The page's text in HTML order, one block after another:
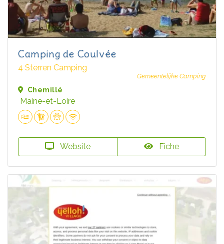
Camping de Coulvée
4 Sterren Camping
Gemeentelijke Camping
Chemillé
Maine-et-Loire
Website Fiche